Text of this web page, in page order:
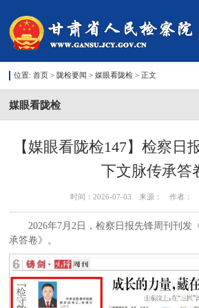
位置: 首页> 陇检要闻 > 媒眼看陇检> 正文
媒眼看陇检
【媒眼看陇检147】检察日
下文脉传承答
时间：2026-07-03 来源： 作者：
2026年7月2日，检察日报先锋周刊刊发
承答卷》。